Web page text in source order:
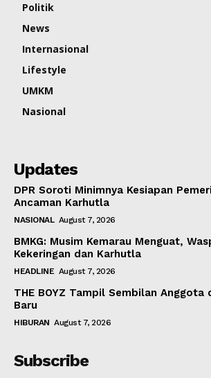
Politik
News
Internasional
Lifestyle
UMKM
Nasional
Updates
DPR Soroti Minimnya Kesiapan
Ancaman Karhutla
NASIONAL August 7, 2026
BMKG: Musim Kemarau Menguat,
Kekeringan dan Karhutla
HEADLINE August 7, 2026
THE BOYZ Tampil Sembilan Anggota
Baru
HIBURAN August 7, 2026
Subscribe